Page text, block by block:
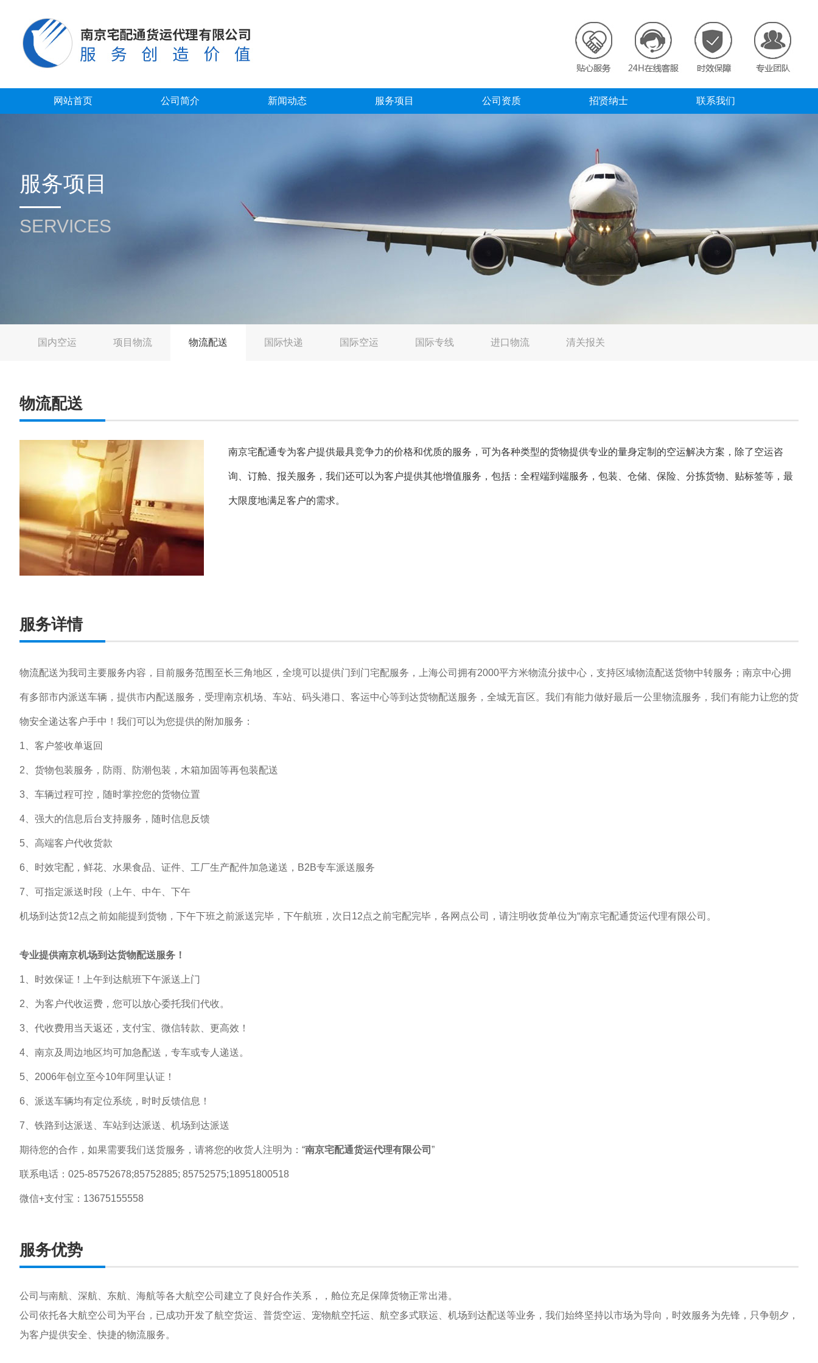
网站首页 公司简介 新闻动态 服务项目 公司资质 招贤纳士 联系我们
服务项目
SERVICES
国内空运 项目物流 物流配送 国际快递 国际空运 国际专线 进口物流 清关报关
物流配送
南京宅配通专为客户提供最具竞争力的价格和优质的服务，可为各种类型的货物提供专业的量身定制的空运解决方案，除了空运咨
询、订舱、报关服务，我们还可以为客户提供其他增值服务，包括：全程端到端服务，包装、仓储、保险、分拣货物、贴标签等，最
大限度地满足客户的需求。
服务详情
物流配送为我司主要服务内容，目前服务范围至长三角地区，全境可以提供门到门宅配服务，上海公司拥有2000平方米物流分拔中心，支持区域物流配送货物中转服务；南京中心拥
有多部市内派送车辆，提供市内配送服务，受理南京机场、车站、码头港口、客运中心等到达货物配送服务，全城无盲区。我们有能力做好最后一公里物流服务，我们有能力让您的货
物安全递达客户手中！我们可以为您提供的附加服务：
1、客户签收单返回
2、货物包装服务，防雨、防潮包装，木箱加固等再包装配送
3、车辆过程可控，随时掌控您的货物位置
4、强大的信息后台支持服务，随时信息反馈
5、高端客户代收货款
6、时效宅配，鲜花、水果食品、证件、工厂生产配件加急递送，B2B专车派送服务
7、可指定派送时段（上午、中午、下午
机场到达货12点之前如能提到货物，下午下班之前派送完毕，下午航班，次日12点之前宅配完毕，各网点公司，请注明收货单位为“南京宅配通货运代理有限公司。
专业提供南京机场到达货物配送服务！
1、时效保证！上午到达航班下午派送上门
2、为客户代收运费，您可以放心委托我们代收。
3、代收费用当天返还，支付宝、微信转款、更高效！
4、南京及周边地区均可加急配送，专车或专人递送。
5、2006年创立至今10年阿里认证！
6、派送车辆均有定位系统，时时反馈信息！
7、铁路到达派送、车站到达派送、机场到达派送
期待您的合作，如果需要我们送货服务，请将您的收货人注明为：“南京宅配通货运代理有限公司 ”
联系电话：025-85752678;85752885; 85752575;18951800518
微信+支付宝：13675155558
服务优势
公司与南航、深航、东航、海航等各大航空公司建立了良好合作关系，，舱位充足保障货物正常出港。
公司依托各大航空公司为平台，已成功开发了航空货运、普货空运、宠物航空托运、航空多式联运、机场到达配送等业务，我们始终坚持以市场为导向，时效服务为先锋，只争朝夕，
为客户提供安全、快捷的物流服务。